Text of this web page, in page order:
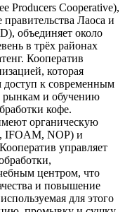
Producers Cooperative),
Лаоса и
объединяет около
в трёх районах
Кооператив
которая
доступ к современным
рынкам и обучению
кофе.
органическую
IFOAM, NOP) и
управляет
центром, что
и повышение
для этого